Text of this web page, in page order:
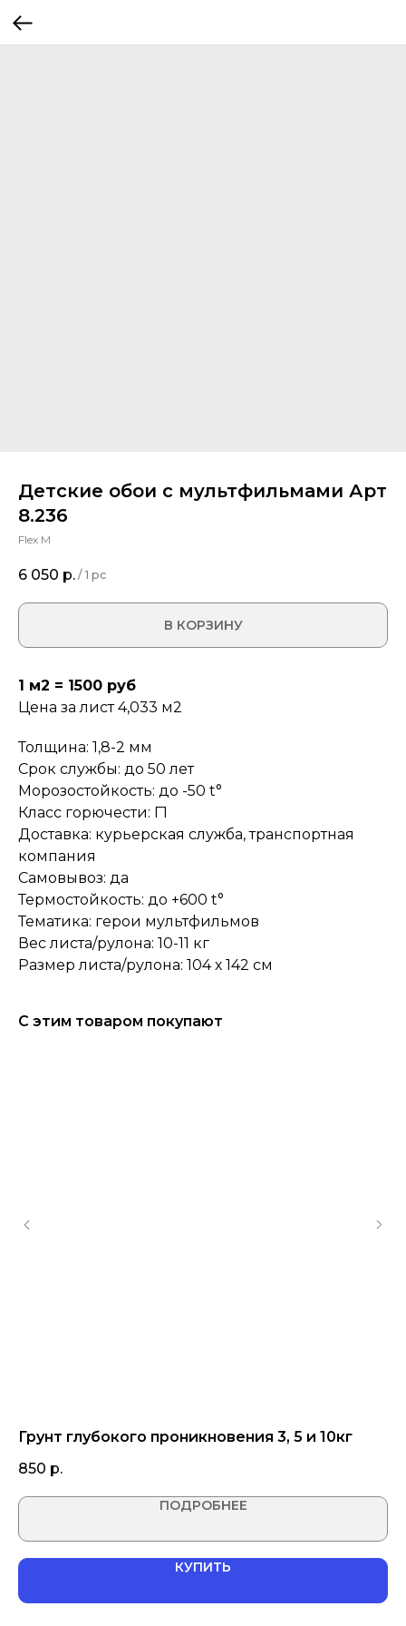
Детские обои с мультфильмами Арт
8.236
Flex M
6 050 р. / 1 pc
В КОРЗИНУ
1 м2 = 1500 руб
Цена за лист 4,033 м2
Толщина: 1,8-2 мм
Срок службы: до 50 лет
Морозостойкость: до -50 t°
Класс горючести: Г1
Доставка: курьерская служба, транспортная
компания
Самовывоз: да
Термостойкость: до +600 t°
Тематика: герои мультфильмов
Вес листа/рулона: 10-11 кг
Размер листа/рулона: 104 х 142 см
С этим товаром покупают
Грунт глубокого проникновения 3, 5 и 10кг
850 р.
ПОДРОБНЕЕ
КУПИТЬ